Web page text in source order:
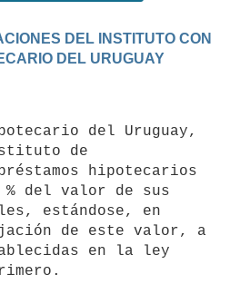
DEL INSTITUTO CON
DEL URUGUAY
de
hipotecarios
del valor de sus
estándose, en
de este valor, a
en la ley